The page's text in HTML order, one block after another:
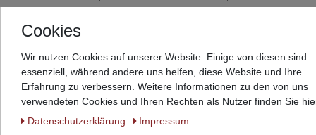
Lieferumfang
Bettgestell inkl. Leiter (sofern ausgewählt). Weitere
Zubehörartikel & Dekorationen wie Ablagen, Regale,
Bettschubkästen, Gästebettschubkästen, Blenden,
Absturzsicherungen unten, Schränke, Schreibtisch(-
Cookies
Wir nutzen Cookies auf unserer Website. Einige von diesen sind
essenziell, während andere uns helfen, diese Website und Ihre
Erfahrung zu verbessern. Weitere Informationen zu den von uns
verwendeten Cookies und Ihren Rechten als Nutzer finden Sie
Daten­schutz­erklärung
Impressum